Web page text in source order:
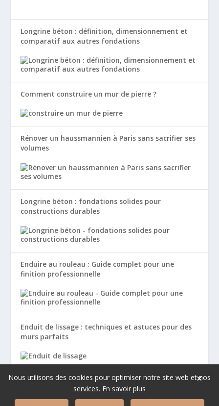
Longrine béton : définition, dimensionnement et
comparatif aux autres fondations
Comment construire un mur de pierre ?
Rénover un haussmannien à Paris sans sacrifier ses
volumes
Longrine béton : fondations solides pour
constructions durables
Enduire au rouleau : Guide complet pour une
finition professionnelle
Enduit de lissage : techniques et astuces pour des
murs parfaits
Copyright © 2026 Harjes
×
Nous utilisons des cookies pour optimiser notre site web et nos
services. En savoir plus